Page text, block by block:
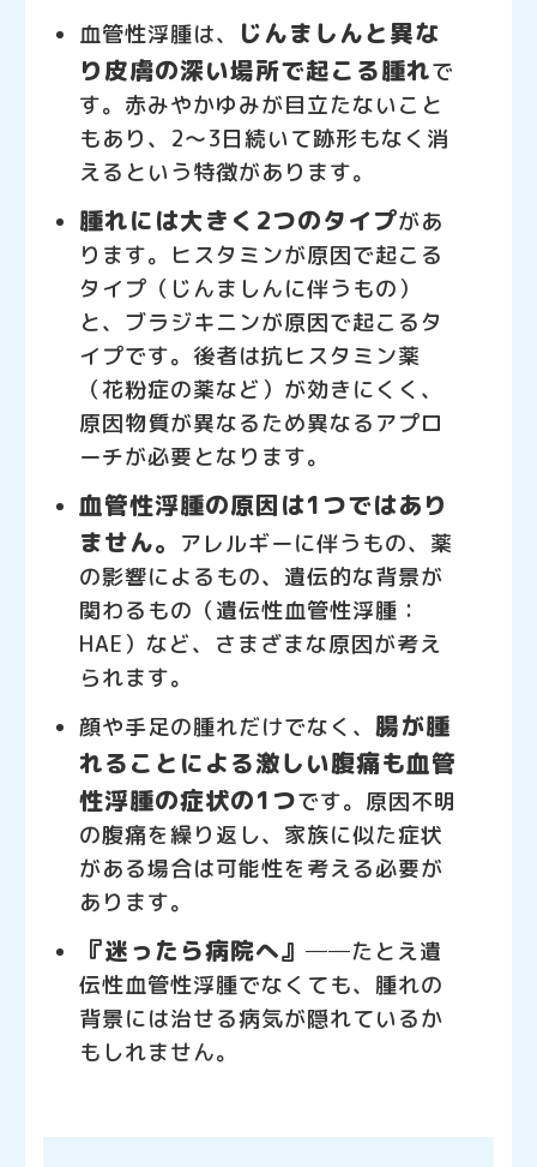
血管性浮腫は、
じんましんと異な
り皮膚の深い場所で起こる腫れで
す。赤みやかゆみが目立たないこと
もあり、2～3日続いて跡形もなく消
えるという特徴があります。
腫れには大きく2つのタイプがあ
ります。ヒスタミンが原因で起こる
タイプ（じんましんに伴うもの）
と、ブラジキニンが原因で起こるタ
イプです。後者は抗ヒスタミン薬
（花粉症の薬など）が効きにくく、
原因物質が異なるため異なるアプロ
ーチが必要となります。
血管性浮腫の原因は1つではあり
ません。 アレルギーに伴うもの、薬
の影響によるもの、遺伝的な背景が
関わるもの（遺伝性血管性浮腫：
HAE）など、さまざまな原因が考え
られます。
顔や手足の腫れだけでなく、 腸が腫
れることによる激しい腹痛も血管
性浮腫の症状の1つです。原因不明
の腹痛を繰り返し、家族に似た症状
がある場合は可能性を考える必要が
あります。
『迷ったら病院へ』 ──たとえ遺
伝性血管性浮腫でなくても、腫れの
背景には治せる病気が隠れているか
もしれません。